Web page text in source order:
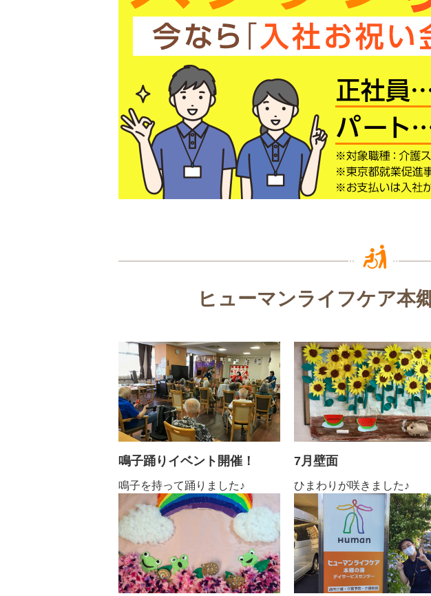
ヒューマンライフケア本
鳴子踊りイベント開催！
鳴子を持って踊りました♪
7月壁面
ひまわりが咲きました♪